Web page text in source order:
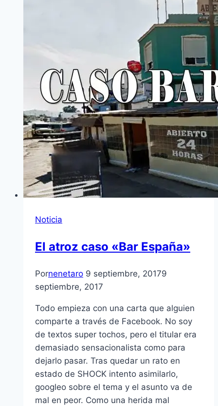
Noticia
El atroz caso «Bar España»
Pornenetaro 9 septiembre, 20179
septiembre, 2017
Todo empieza con una carta que alguien
comparte a través de Facebook. No soy
de textos super tochos, pero el titular era
demasiado sensacionalista como para
dejarlo pasar. Tras quedar un rato en
estado de SHOCK intento asimilarlo,
googleo sobre el tema y el asunto va de
mal en peor. Como una herida mal